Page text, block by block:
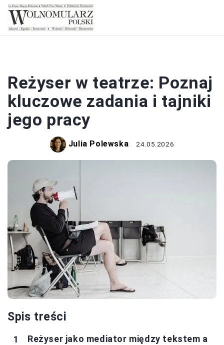
Reżyser w teatrze: Poznaj
kluczowe zadania i tajniki
jego pracy
Julia Polewska 24.05.2026
Spis treści
Reżyser jako mediator między tekstem a